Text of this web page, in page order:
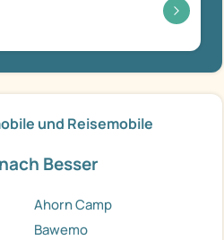
und Reisemobile
Besser
Ahorn Camp
Bawemo